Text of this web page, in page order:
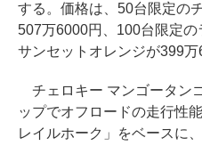
する。価格は、50台限定の
507万6000円、100台限定
サンセットオレンジが399万
チェロキー マンゴータン
ップでオフロードの走行性
レイルホーク」をベースに